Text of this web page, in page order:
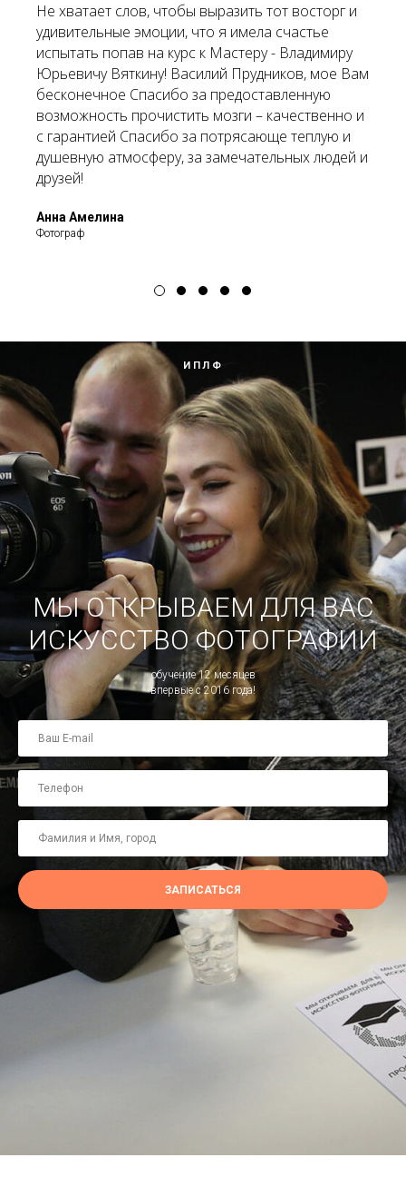
Не хватает слов, чтобы выразить тот восторг и
удивительные эмоции, что я имела счастье
испытать попав на курс к Мастеру - Владимиру
Юрьевичу Вяткину! Василий Прудников, мое Вам
бесконечное Спасибо за предоставленную
возможность прочистить мозги – качественно и
с гарантией Спасибо за потрясающе теплую и
душевную атмосферу, за замечательных людей и
друзей!
Анна Амелина
Фотограф
ИПЛФ
МЫ ОТКРЫВАЕМ ДЛЯ ВАС
ИСКУССТВО ФОТОГРАФИИ
обучение 12 месяцев
впервые с 2016 года!
ЗАПИСАТЬСЯ